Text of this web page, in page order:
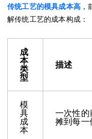
传统工艺的模具成本高
解传统工艺的成本构成：
成
本
类
型
描述
模
具
成
本
一次性的
摊到每一